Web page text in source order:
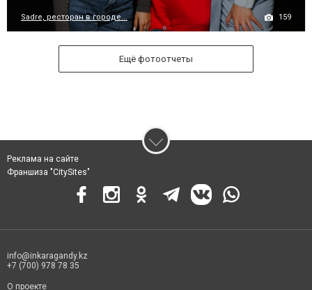
Sadre, ресторан в городе... 159
Ещё фотоотчеты
Реклама на сайте
Франшиза "CitySites"
info@inkaragandy.kz
+7 (700) 978 78 35
О проекте